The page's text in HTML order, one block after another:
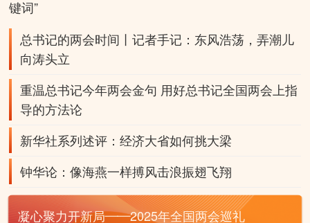
键词”
总书记的两会时间丨记者手记：东风浩荡，弄潮儿
向涛头立
重温总书记今年两会金句 用好总书记全国两会上指
导的方法论
新华社系列述评：经济大省如何挑大梁
钟华论：像海燕一样搏风击浪振翅飞翔
凝心聚力开新局——2025年全国两会巡礼